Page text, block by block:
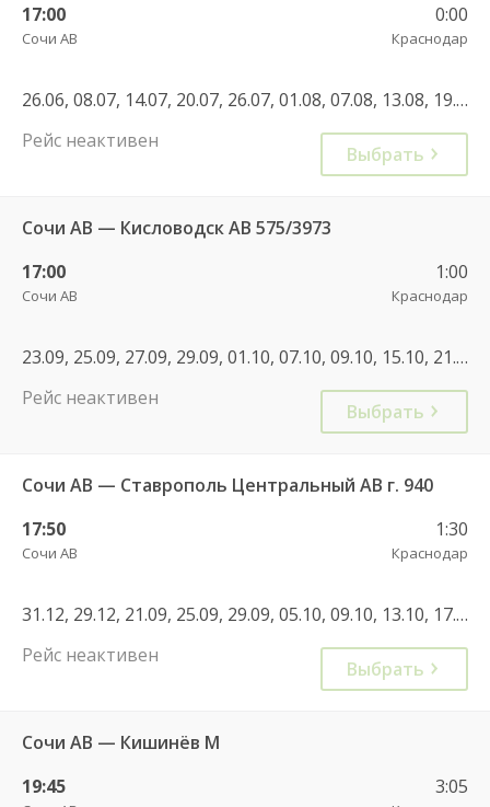
17:00
Сочи АВ
0:00
Краснодар
26.06, 08.07, 14.07, 20.07, 26.07, 01.08, 07.08, 13.08, 19.08, 25.08, 31.08, 06.09, 12.09, 18.09, 24.09, 30.09, 06.10, 12.10, 18.10, 24.10, 05.11, 11.11, 17.11, 23.11, 29.11, 05.12, 11.12, 17.12, 29.12
Рейс неактивен
Выбрать
Сочи АВ — Кисловодск АВ 575/3973
17:00
Сочи АВ
1:00
Краснодар
23.09, 25.09, 27.09, 29.09, 01.10, 07.10, 09.10, 15.10, 21.10, 23.10, 29.10, 21.09, 30.12
Рейс неактивен
Выбрать
Сочи АВ — Ставрополь Центральный АВ г. 940
17:50
Сочи АВ
1:30
Краснодар
31.12, 29.12, 21.09, 25.09, 29.09, 05.10, 09.10, 13.10, 17.10, 21.10, 25.10, 29.10, 01.10, 02.11, 10.11, 14.11, 18.11, 22.11, 26.11, 30.11, 04.12, 16.12, 28.12, 05.01, 09.01, 13.01, 17.01, 21.01, 25.01, 29.01, 04.02, 08.02, 12.02, 16.02, 20.02, 24.02, 28.02, 04.03
Рейс неактивен
Выбрать
Сочи АВ — Кишинёв М
19:45
3:05